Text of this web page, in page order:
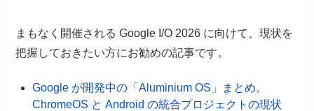
まもなく開催される Google I/O 2026 に向けて、現状を
把握しておきたい方にお勧めの記事です。
Google が開発中の「Aluminium OS」まとめ。
ChromeOS と Android の統合プロジェクトの現状